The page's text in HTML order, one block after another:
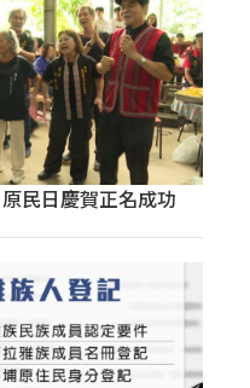
民日慶賀正名成功